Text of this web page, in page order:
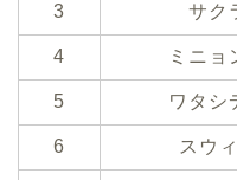
3 サク
4 ミニョ
5 ワタシ
6 スウ